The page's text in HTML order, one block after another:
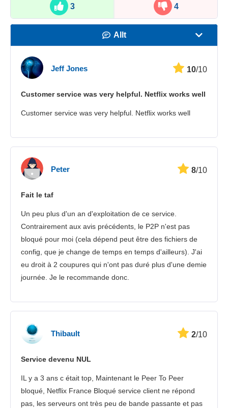
3 4
Allt
Säkerhet
Jeff Jones 10/10
Customer service was very helpful. Netflix works well
Customer service was very helpful. Netflix works well
Peter 8/10
Fait le taf
Un peu plus d'un an d'exploitation de ce service.
Contrairement aux avis précédents, le P2P n'est pas
bloqué pour moi (cela dépend peut être des fichiers de
config, que je change de temps en temps d'ailleurs). J'ai
eu droit à 2 coupures qui n'ont pas duré plus d'une demie
journée. Je le recommande donc.
Thibault 2/10
Service devenu NUL
IL y a 3 ans c était top, Maintenant le Peer To Peer
bloqué, Netflix France Bloqué service client ne répond
pas, les serveurs ont très peu de bande passante et pas